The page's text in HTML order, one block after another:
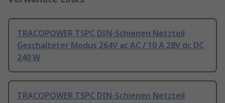
TRACOPOWER TSPC DIN-Schienen Netzteil
Geschalteter Modus 264V ac AC / 10 A 28V dc DC
240 W
TRACOPOWER TSPC DIN-Schienen Netzteil